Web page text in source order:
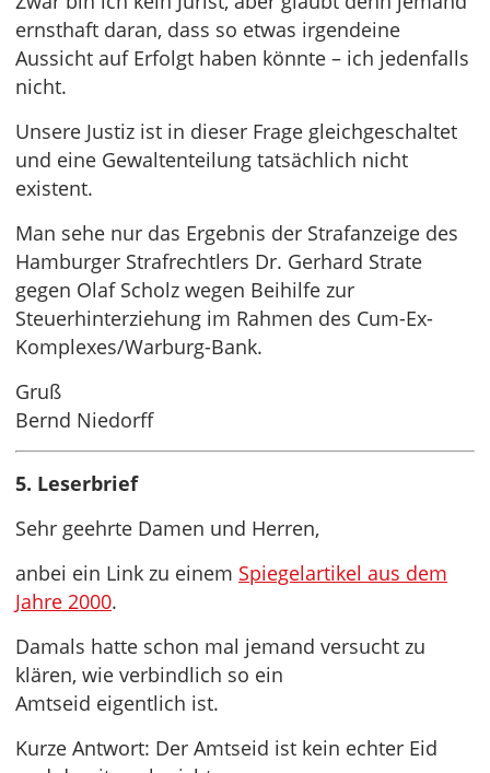
ernsthaft daran, dass so etwas irgendeine
Aussicht auf Erfolgt haben könnte – ich jedenfalls
nicht.
Unsere Justiz ist in dieser Frage gleichgeschaltet
und eine Gewaltenteilung tatsächlich nicht
existent.
Man sehe nur das Ergebnis der Strafanzeige des
Hamburger Strafrechtlers Dr. Gerhard Strate
gegen Olaf Scholz wegen Beihilfe zur
Steuerhinterziehung im Rahmen des Cum-Ex-
Komplexes/Warburg-Bank.
Gruß
Bernd Niedorff
5. Leserbrief
Sehr geehrte Damen und Herren,
anbei ein Link zu einem Spiegelartikel aus dem
Jahre 2000.
Damals hatte schon mal jemand versucht zu
klären, wie verbindlich so ein
Amtseid eigentlich ist.
Kurze Antwort: Der Amtseid ist kein echter Eid